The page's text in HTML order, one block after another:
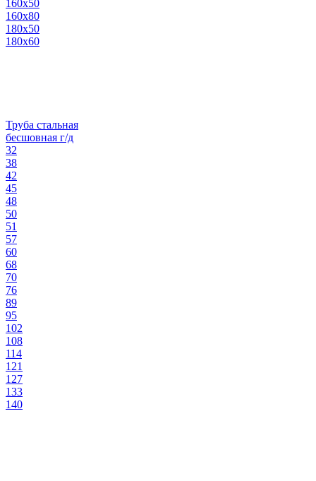
160х50
160х80
180х50
180х60
Труба стальная
бесшовная г/д
32
38
42
45
48
50
51
57
60
68
70
76
89
95
102
108
114
121
127
133
140